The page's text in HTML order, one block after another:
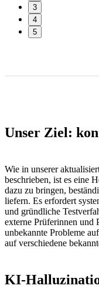
3
4
5
Unser Ziel:
Wie in unserer
beschrieben, ist es eine
dazu zu bringen,
liefern. Es erfordert
und gründliche
externe Prüferinnen und
unbekannte Probleme
auf verschiedene
KI-